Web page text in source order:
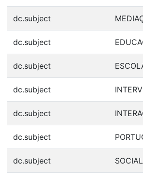
dc.subject
dc.subject
dc.subject
dc.subject
dc.subject
dc.subject
dc.subject